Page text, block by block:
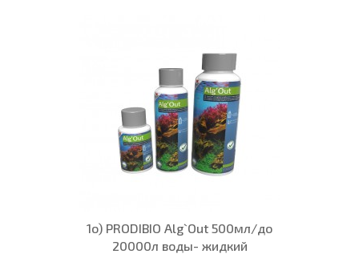
1о) PRODIBIO Alg`Out 500мл/до
20000л воды- жидкий